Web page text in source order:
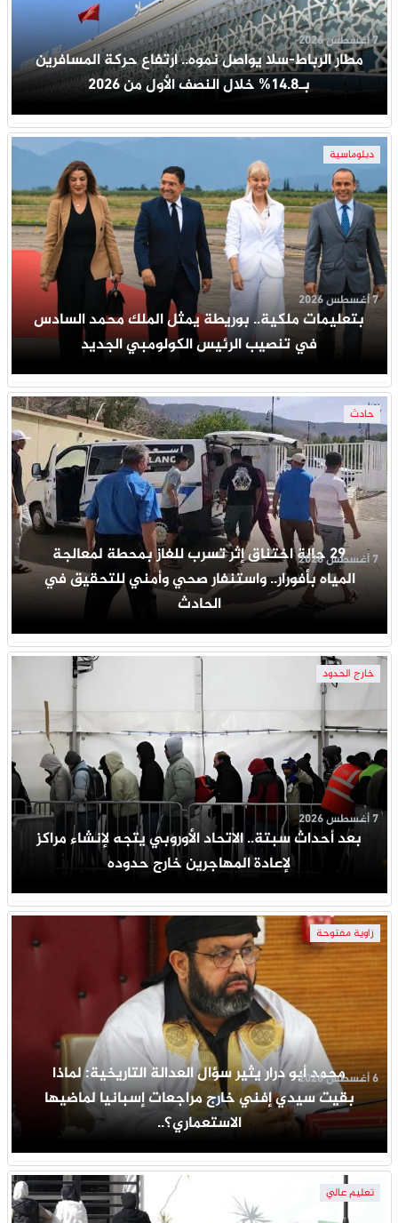
مطار الرباط-سلا يواصل نموه.. ارتفاع حركة المسافرين
بـ14.8% خلال النصف الأول من 2026
7 أغسطس 2026
دبلوماسية
بتعليمات ملكية.. بوريطة يمثل الملك محمد السادس
في تنصيب الرئيس الكولومبي الجديد
7 أغسطس 2026
حادث
29 حالة اختناق إثر تسرب للغاز بمحطة لمعالجة
المياه بأفورار.. واستنفار صحي وأمني للتحقيق في
الحادث
7 أغسطس 2026
خارج الحدود
بعد أحداث سبتة.. الاتحاد الأوروبي يتجه لإنشاء مراكز
لإعادة المهاجرين خارج حدوده
7 أغسطس 2026
زاوية مفتوحة
محمد أبو درار يثير سؤال العدالة التاريخية: لماذا
بقيت سيدي إفني خارج مراجعات إسبانيا لماضيها
الاستعماري؟..
6 أغسطس 2026
تعليم عالي